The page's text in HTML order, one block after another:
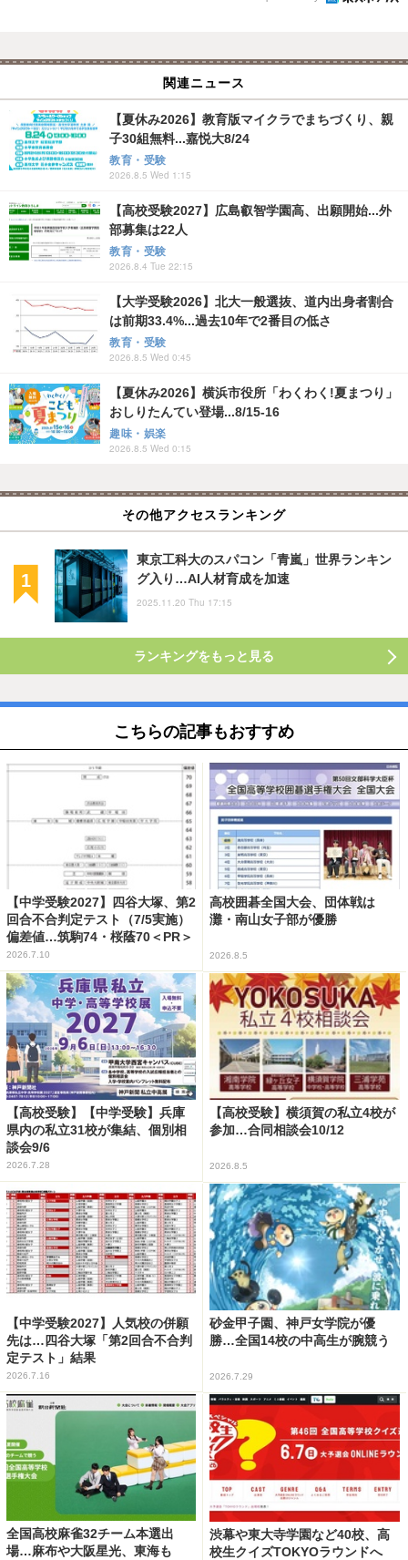
関連ニュース
【夏休み2026】教育版マイクラでまちづくり、親
子30組無料...嘉悦大8/24
教育・受験
2026.8.5 Wed 1:15
【高校受験2027】広島叡智学園高、出願開始...外
部募集は22人
教育・受験
2026.8.4 Tue 22:15
【大学受験2026】北大一般選抜、道内出身者割合
は前期33.4%...過去10年で2番目の低さ
教育・受験
2026.8.5 Wed 0:45
【夏休み2026】横浜市役所「わくわく!夏まつり」
おしりたんてい登場...8/15-16
趣味・娯楽
2026.8.5 Wed 0:15
その他アクセスランキング
東京工科大のスパコン「青嵐」世界ランキン
グ入り…AI人材育成を加速
2025.11.20 Thu 17:15
ランキングをもっと見る
こちらの記事もおすすめ
【中学受験2027】四谷大塚、第2
回合不合判定テスト（7/5実施）
偏差値…筑駒74・桜蔭70＜PR＞
2026.7.10
高校囲碁全国大会、団体戦は
灘・南山女子部が優勝
2026.8.5
【高校受験】【中学受験】兵庫
県内の私立31校が集結、個別相
談会9/6
2026.7.28
【高校受験】横須賀の私立4校が
参加…合同相談会10/12
2026.8.5
【中学受験2027】人気校の併願
先は…四谷大塚「第2回合不合判
定テスト」結果
2026.7.16
砂金甲子園、神戸女学院が優
勝…全国14校の中高生が腕競う
2026.7.29
全国高校麻雀32チーム本選出
場…麻布や大阪星光、東海も
渋幕や東大寺学園など40校、高
校生クイズTOKYOラウンドへ